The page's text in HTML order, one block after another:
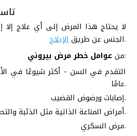
لا يحتاج هذا المرض إلى أي علاج إلا
الجنس عن طريقالإيلاج
.
من عوامل خطر مرض بيروني
:
عامًا.
إصابات ورضوض القضيب.
أمراض المناعة الذاتية مثل الذئبة والتصلب المتعدد.
مرض السكري.